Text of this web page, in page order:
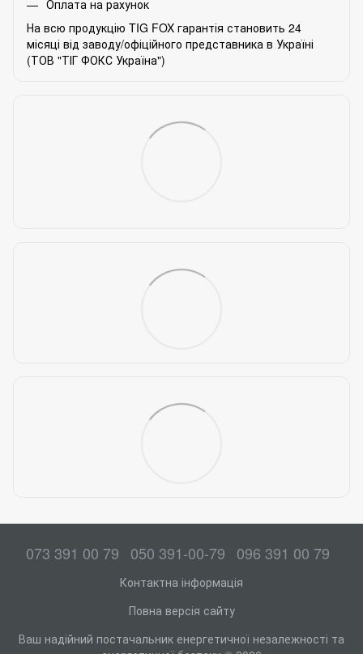
Оплата на рахунок
На всю продукцію TIG FOX гарантія становить 24
місяці від заводу/офіційного представника в Україні
(ТОВ "ТІГ ФОКС Україна")
073 391 00 79 050 391-00-79 096 391 00 79
Контактна інформація
Повна версія сайту
Ваш надійний постачальник енергетичної незалежності та